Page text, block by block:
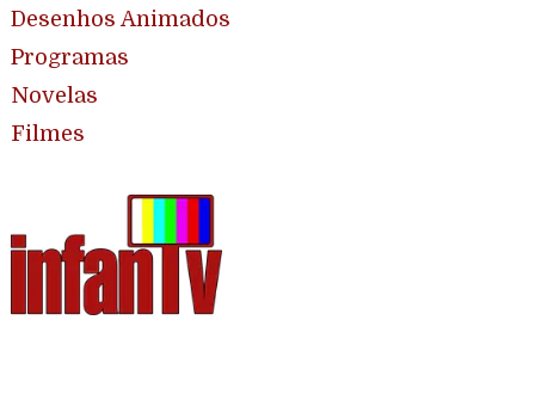
Desenhos Animados
Programas
Novelas
Filmes